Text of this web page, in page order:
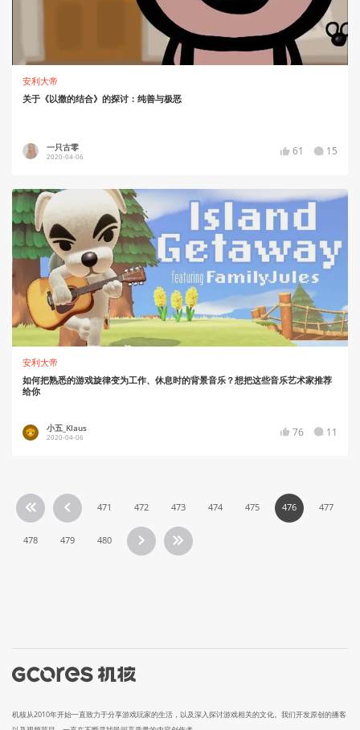
安利大帝
关于《以撒的结合》的探讨：纯善与极恶
一只古零
2020-04-06 61 15
安利大帝
如何把熟悉的游戏旋律变为工作、休息时的背景音乐？想把这些音乐艺术家推荐
给你
小五_Klaus
2020-04-06 76 11
471 472 473 474 475 476 477
478 479 480
机核从2010年开始一直致力于分享游戏玩家的生活，以及深入探讨游戏相关的文化。我们开发原创的播客